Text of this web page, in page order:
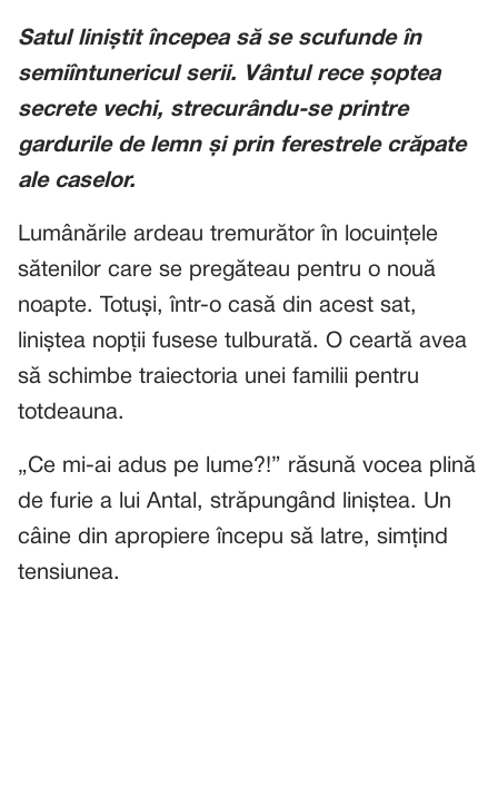
Satul liniștit începea să se scufunde în
semiîntunericul serii. Vântul rece șoptea
secrete vechi, strecurându-se printre
gardurile de lemn și prin ferestrele crăpate
ale caselor.
Lumânările ardeau tremurător în locuințele
sătenilor care se pregăteau pentru o nouă
noapte. Totuși, într-o casă din acest sat,
liniștea nopții fusese tulburată. O ceartă avea
să schimbe traiectoria unei familii pentru
totdeauna.
„Ce mi-ai adus pe lume?!” răsună vocea plină
de furie a lui Antal, străpungând liniștea. Un
câine din apropiere începu să latre, simțind
tensiunea.